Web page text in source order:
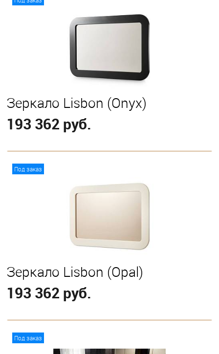
Зеркало Lisbon (Onyx)
193 362 руб.
Под заказ
Зеркало Lisbon (Opal)
193 362 руб.
Под заказ